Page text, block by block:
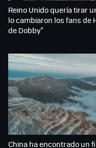
Reino Unido quería tirar
lo cambiaron los fans de
de Dobby"
China ha encontrado un